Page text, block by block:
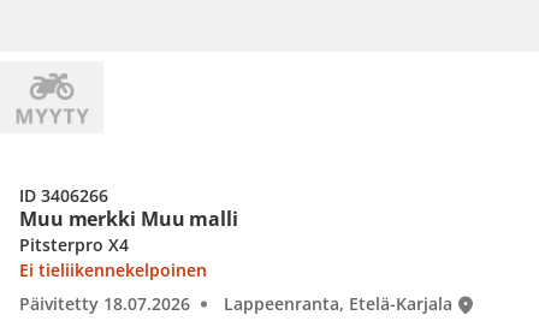
Muu merkki Muu malli
Pitsterpro X4
Ei tieliikennekelpoinen
Päivitetty 18.07.2026
Lappeenranta, Etelä-Karjala
ID 3406266